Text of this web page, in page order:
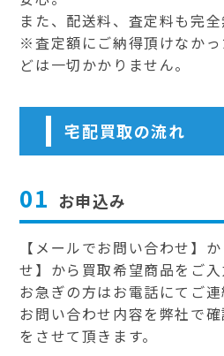
また、配送料、査定料も完全
※査定額にご納得頂けなか
どは一切かかりません。
宅配買取の流れ
01 お申込み
【メールでお問い合わせ】
せ】から買取希望商品をご入
お急ぎの方はお電話にてご連
お問い合わせ内容を弊社で
をさせて頂きます。